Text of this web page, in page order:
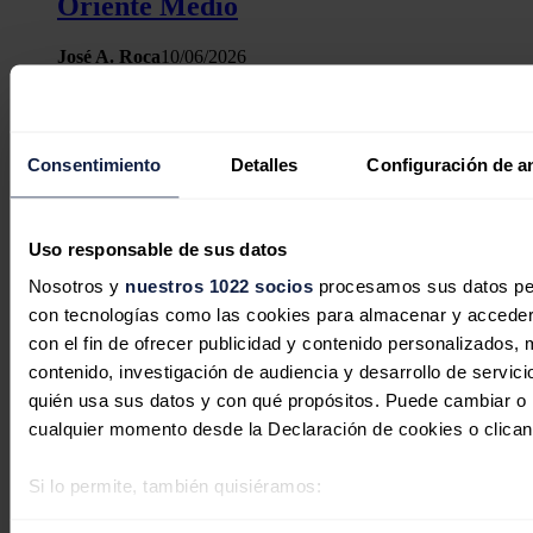
Consentimiento Detalles Configuración de
Uso responsable de sus datos
Nosotros y nuestros 1022 sociosprocesamos sus datos
con tecnologías como las cookies para almacenar y
con el fin de ofrecer publicidad y contenido personalizados,
contenido, investigación de audiencia y desarrollo de
quién usa sus datos y con qué propósitos. Puede cambiar
cualquier momento desde la Declaración de cookies o
Si lo permite, también quisiéramos:
José A. Roca10/06/2026
La energía hidroeléctrica impulsa la